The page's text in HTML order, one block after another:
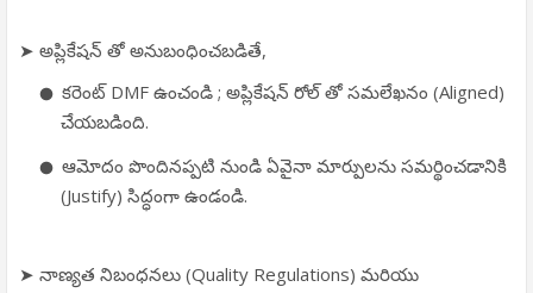
➤ అప్లికేషన్ తో అనుబంధించబడితే,
కరెంట్ DMF ఉంచండి ; అప్లికేషన్ రోల్ తో సమలేఖనం (Aligned)
చేయబడింది.
ఆమోదం పొందినప్పటి నుండి ఏవైనా మార్పులను సమర్థించడానికి
(Justify) సిద్ధంగా ఉండండి.
➤ నాణ్యత నిబంధనలు (Quality Regulations) మరియు